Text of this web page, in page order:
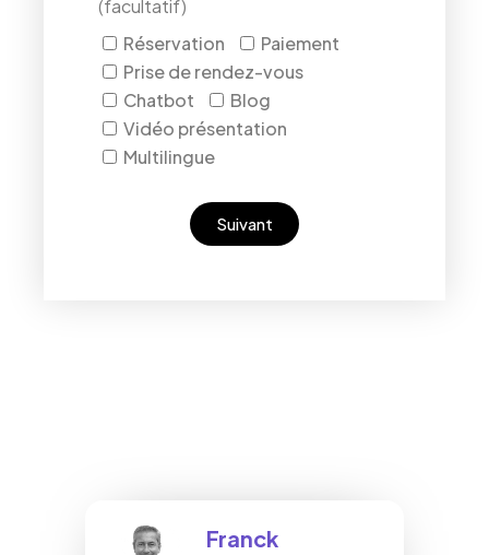
(facultatif)
Réservation
Paiement
Prise de rendez-vous
Chatbot
Blog
Vidéo présentation
Multilingue
Suivant
Franck